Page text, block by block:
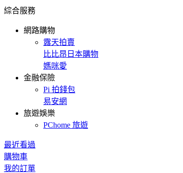
綜合服務
網路購物
露天拍賣
比比昂日本購物
媽咪愛
金融保險
Pi 拍錢包
易安網
旅遊娛樂
PChome 旅遊
最近看過
購物車
我的訂單